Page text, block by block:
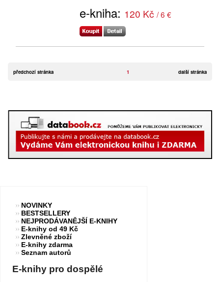
e-kniha: 120 Kč / 6 €
další stránka
předchozí stránka 1
NOVINKY
BESTSELLERY
NEJPRODÁVANĚJŠÍ E-KNIHY
E-knihy od 49 Kč
Zlevněné zboží
E-knihy zdarma
Seznam autorů
E-knihy pro dospělé